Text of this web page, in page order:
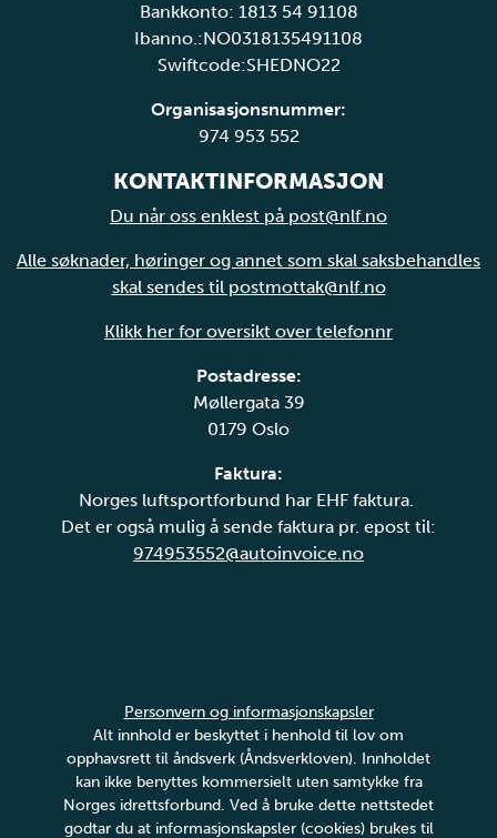
Bankkonto: 1813 54 91108
Ibanno.:NO0318135491108
Swiftcode:SHEDNO22
Organisasjonsnummer:
974 953 552
KONTAKTINFORMASJON
Du når oss enklest på post@nlf.no
Alle søknader, høringer og annet som skal saksbehandles
skal sendes til postmottak@nlf.no
Klikk her for oversikt over telefonnr
Postadresse:
Møllergata 39
0179 Oslo
Faktura:
Norges luftsportforbund har EHF faktura.
Det er også mulig å sende faktura pr. epost til:
974953552@autoinvoice.no
Personvern og informasjonskapsler
Alt innhold er beskyttet i henhold til lov om
opphavsrett til åndsverk (Åndsverkloven). Innholdet
kan ikke benyttes kommersielt uten samtykke fra
Norges idrettsforbund. Ved å bruke dette nettstedet
godtar du at informasjonskapsler (cookies) brukes til